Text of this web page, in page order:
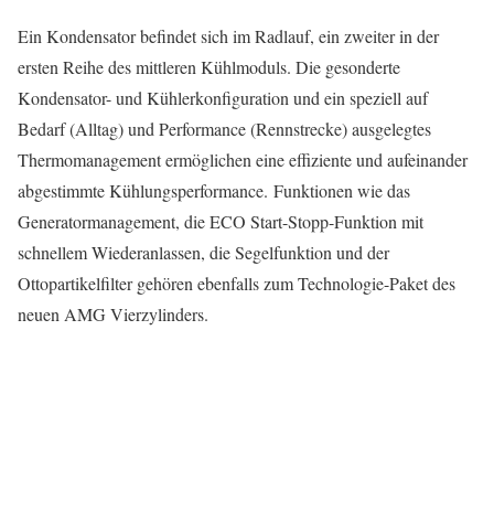
Ein Kondensator befindet sich im Radlauf, ein zweiter in der
ersten Reihe des mittleren Kühlmoduls. Die gesonderte
Kondensator- und Kühlerkonfiguration und ein speziell auf
Bedarf (Alltag) und Performance (Rennstrecke) ausgelegtes
Thermomanagement ermöglichen eine effiziente und aufeinander
abgestimmte Kühlungsperformance. Funktionen wie das
Generatormanagement, die ECO Start-Stopp-Funktion mit
schnellem Wiederanlassen, die Segelfunktion und der
Ottopartikelfilter gehören ebenfalls zum Technologie-Paket des
neuen AMG Vierzylinders.